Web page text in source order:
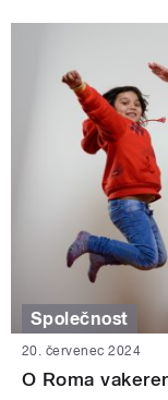
Společnost
20. červenec 2024
O Roma